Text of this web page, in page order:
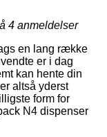
4 anmeldelser
en lang række
er i dag
kan hente din
altså yderst
form for
N4 dispenser